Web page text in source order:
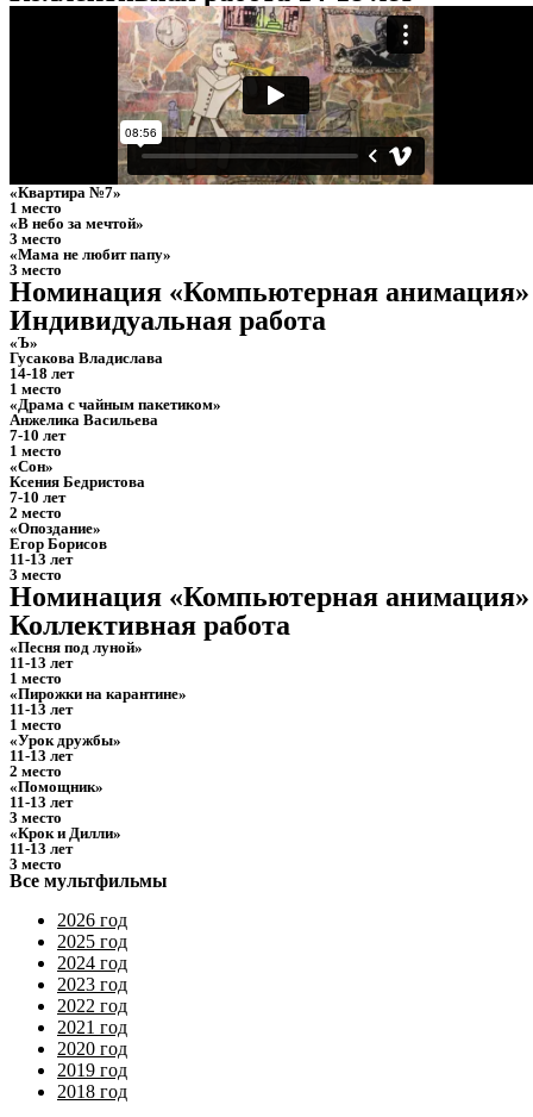
«Квартира №7»
1 место
«В небо за мечтой»
3 место
«Мама не любит папу»
3 место
Номинация «Компьютерная анимация»
Индивидуальная работа
«Ъ»
Гусакова Владислава
14-18 лет
1 место
«Драма с чайным пакетиком»
Анжелика Васильева
7-10 лет
1 место
«Сон»
Ксения Бедристова
7-10 лет
2 место
«Опоздание»
Егор Борисов
11-13 лет
3 место
Номинация «Компьютерная анимация»
Коллективная работа
«Песня под луной»
11-13 лет
1 место
«Пирожки на карантине»
11-13 лет
1 место
«Урок дружбы»
11-13 лет
2 место
«Помощник»
11-13 лет
3 место
«Крок и Дилли»
11-13 лет
3 место
Все мультфильмы
2026 год
2025 год
2024 год
2023 год
2022 год
2021 год
2020 год
2019 год
2018 год